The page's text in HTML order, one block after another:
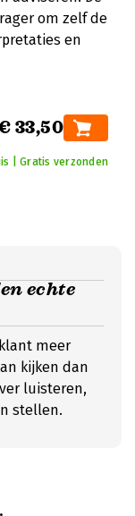
om zelf de
en
33,50
| Gratis verzonden
echte
meer
kijken dan
luisteren,
stellen.